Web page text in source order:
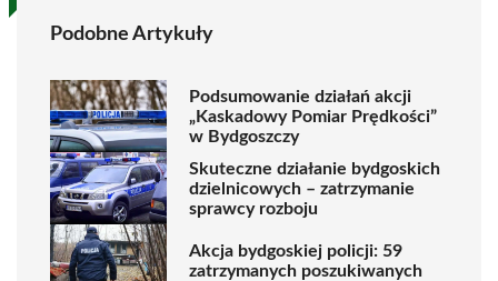
Podobne Artykuły
Podsumowanie działań akcji
„Kaskadowy Pomiar Prędkości”
w Bydgoszczy
Skuteczne działanie bydgoskich
dzielnicowych – zatrzymanie
sprawcy rozboju
Akcja bydgoskiej policji: 59
zatrzymanych poszukiwanych